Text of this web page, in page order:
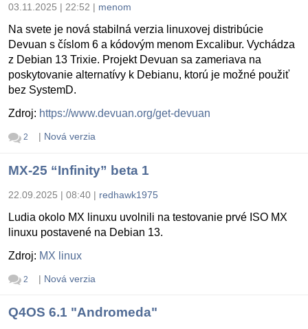
03.11.2025 | 22:52 | menom
Na svete je nová stabilná verzia linuxovej distribúcie
Devuan s číslom 6 a kódovým menom Excalibur. Vychádza
z Debian 13 Trixie. Projekt Devuan sa zameriava na
poskytovanie alternatívy k Debianu, ktorú je možné použiť
bez SystemD.
Zdroj: https://www.devuan.org/get-devuan
2 | Nová verzia
MX-25 “Infinity” beta 1
22.09.2025 | 08:40 | redhawk1975
Ludia okolo MX linuxu uvolnili na testovanie prvé ISO MX
linuxu postavené na Debian 13.
Zdroj: MX linux
2 | Nová verzia
Q4OS 6.1 "Andromeda"